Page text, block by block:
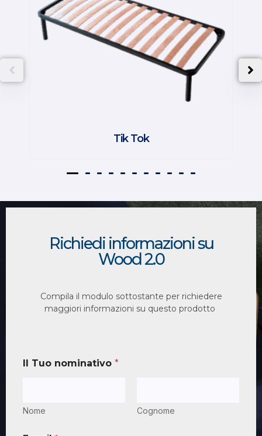
Tik Tok
Richiedi informazioni su
Wood 2.0
Compila il modulo sottostante per richiedere
maggiori informazioni su questo prodotto
Il Tuo nominativo *
Nome Cognome